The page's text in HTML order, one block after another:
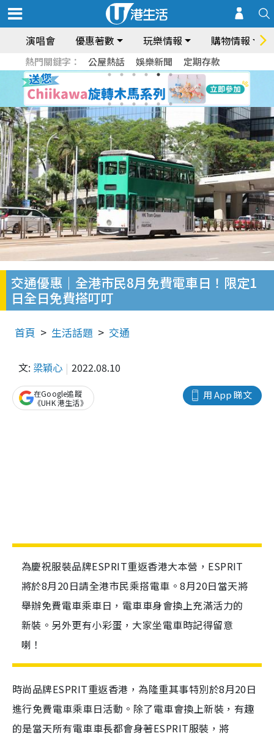
演唱會 優惠著數 玩樂情報 購物情報
熱門關鍵字： 公屋熱話 娛樂新聞 定期存款
交通優惠｜全港市民8月免費電車日！限定1
日全日免費搭叮叮
首頁 生活話題 交通
文: 梁穎心 2022.08.10
用 App 睇文
在Google追蹤
《UHK 港生活》
為慶祝服裝品牌ESPRIT重返香港大本營，ESPRIT
將於8月20日請全港市民乘搭電車。8月20日當天將
舉辦免費電車乘車日，電車車身會換上充滿活力的
新裝。另外更有小彩蛋，大家坐電車時記得留意
喇！
時尚品牌ESPRIT重返香港，為隆重其事特別於8月20日
進行免費電車乘車日活動。除了電車會換上新裝，有趣
的是當天所有電車車長都會身著ESPRIT服裝，將